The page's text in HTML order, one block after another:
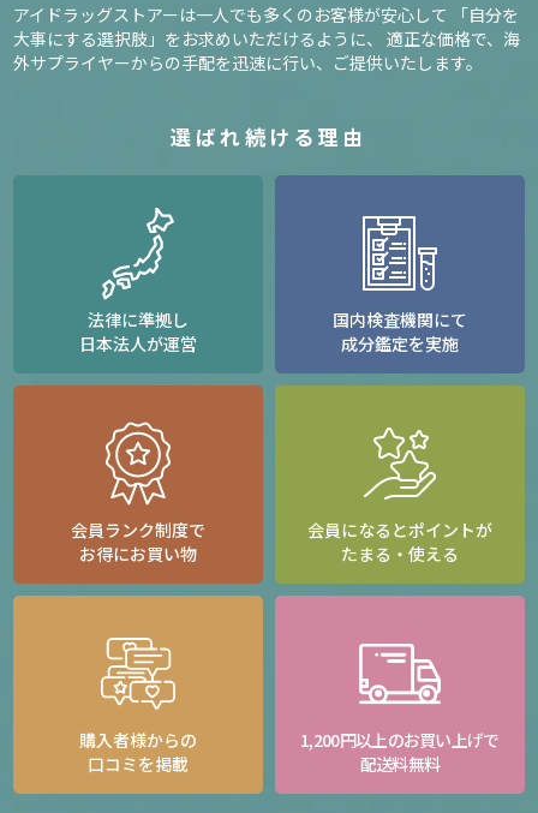
アイドラッグストアーは一人でも多くのお客様が安心して
「自分を
大事にする選択肢」をお求めいただけるように、
適正な価格で、海
外サプライヤーからの手配を迅速に行い、ご提供いたします。
選ばれ続ける理由
法律に準拠し
日本法人が運営
国内検査機関にて
成分鑑定を実施
会員ランク制度で
お得にお買い物
会員になるとポイントが
たまる・使える
購入者様からの
口コミを掲載
1,200円以上のお買い上げで
配送料無料